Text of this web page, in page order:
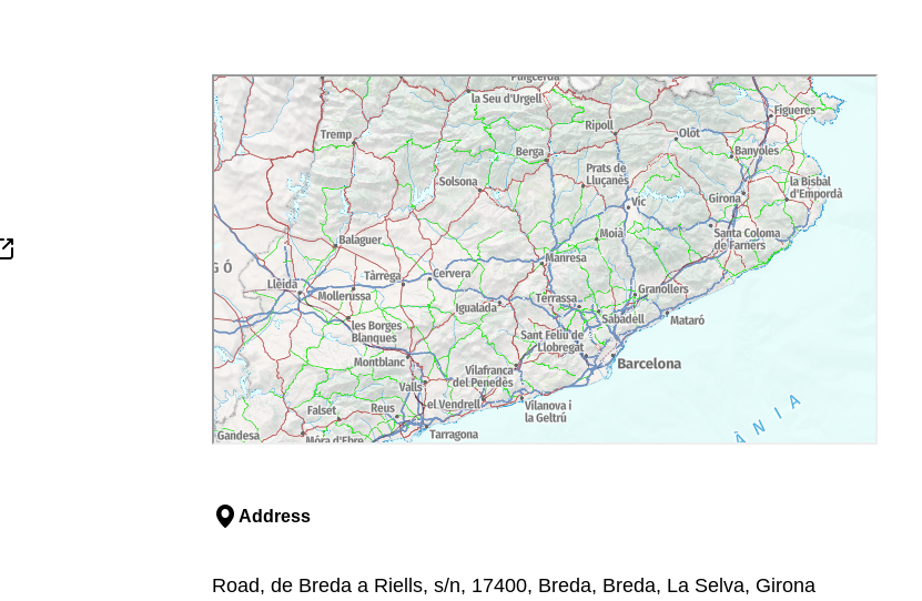
Address
Road, de Breda a Riells, s/n, 17400, Breda, Breda, La Selva, Girona